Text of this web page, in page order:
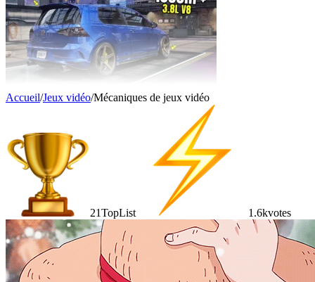
Accueil/Jeux vidéo/Mécaniques de jeux vidéo
21TopList 1.6kvotes